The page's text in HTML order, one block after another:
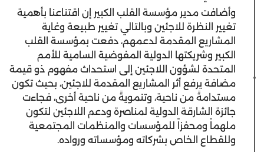
وأضافت مدير مؤسسة القلب الكبير إن اقتناعنا بأهمية
تغيير النظرة للاجئين وبالتالي تغيير طبيعة وغاية
المشاريع المقدمة لدعمهم، دفعت بمؤسسة القلب
الكبير وشريكتها الدولية المفوضية السامية للأمم
المتحدة لشؤون اللاجئين إلى استحداث مفهوم ذو قيمة
مضافة يرفع أثر المشاريع المقدمة للاجئين، بحيث تكون
مستدامةً من ناحية، وتنمويةً من ناحية أخرى، فجاءت
جائزة الشارقة الدولية لمناصرة ودعم اللاجئين لتكون
ملهماً ومحفزاً للمؤسسات والمنظمات المجتمعية
وللقطاع الخاص بشركاته ومؤسساته ورواده.